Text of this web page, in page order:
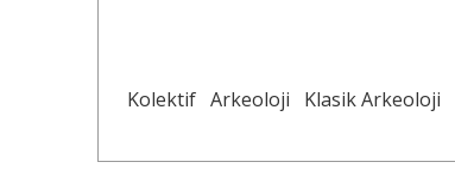
Kolektif Arkeoloji Klasik Arkeoloji